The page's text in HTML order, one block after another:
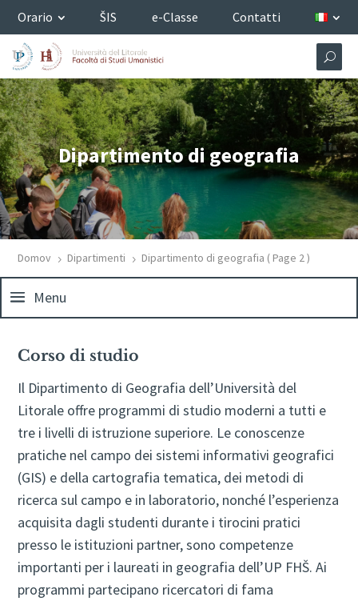
Orario ŠIS e-Classe Contatti
Dipartimento di geografia
Domov 5 Dipartimenti 5 Dipartimento di geografia ( Page 2 )
Menu
Corso di studio
Il Dipartimento di Geografia dell’Università del
Litorale offre programmi di studio moderni a tutti e
tre i livelli di istruzione superiore. Le conoscenze
pratiche nel campo dei sistemi informativi geografici
(GIS) e della cartografia tematica, dei metodi di
ricerca sul campo e in laboratorio, nonché l’esperienza
acquisita dagli studenti durante i tirocini pratici
presso le istituzioni partner, sono competenze
importanti per i laureati in geografia dell’UP FHŠ. Ai
programmi partecipano ricercatori di fama